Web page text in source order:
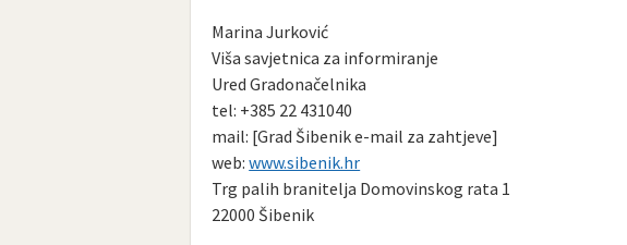
Marina Jurković
Viša savjetnica za informiranje
Ured Gradonačelnika
tel: +385 22 431040
mail: [Grad Šibenik e-mail za zahtjeve]
web:www.sibenik.hr
Trg palih branitelja Domovinskog rata 1
22000 Šibenik